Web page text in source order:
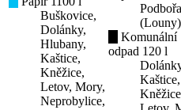
Buškovice,
Dolánky,
Hlubany,
Kaštice,
Kněžice,
Letov, Mory,
Neprobylice,
(Louny)
Komunální
odpad 120 l
Kaštice,